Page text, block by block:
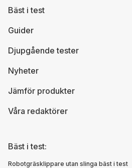
Bäst i test
Guider
Djupgående tester
Nyheter
Jämför produkter
Våra redaktörer
Bäst i test:
Robotgräsklippare utan slinga bäst i test